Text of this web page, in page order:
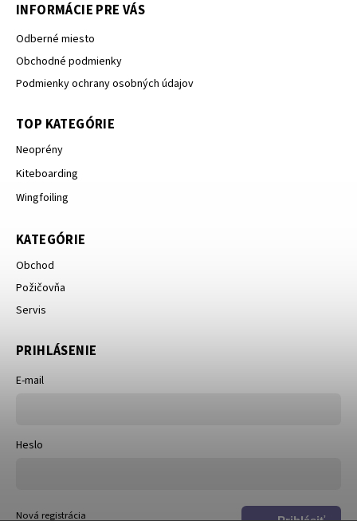
INFORMÁCIE PRE VÁS
Odberné miesto
Obchodné podmienky
Podmienky ochrany osobných údajov
TOP KATEGÓRIE
Neoprény
Kiteboarding
Wingfoiling
KATEGÓRIE
Obchod
Požičovňa
Servis
PRIHLÁSENIE
E-mail
Heslo
Nová registrácia